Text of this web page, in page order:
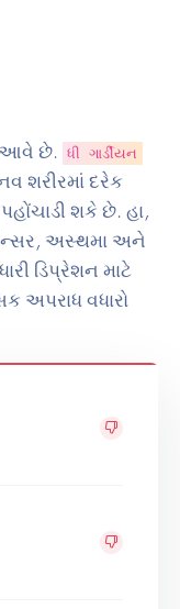
આવે છે. ધી ગાર્ડીયન
શરીરમાં દરેક
શકે છે. હા,
અસ્થમા અને
ડિપ્રેશન માટે
અપરાધ વધારો